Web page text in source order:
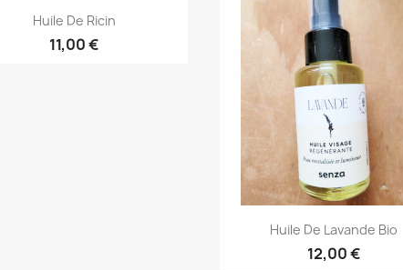
Aperçu rapide
Huile De Ricin
11,00 €
Aperçu rapide
Huile De Lavande Bio
12,00 €